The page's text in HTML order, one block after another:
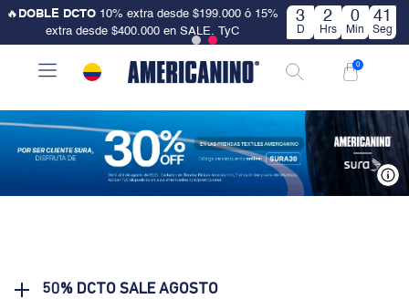
🔥 DOBLE DCTO 10% extra desde $199.000 ó 15%
extra desde $400.000 en SALE. TyC
3
D
2
Hrs
0
Min
41
Seg
0
50% DCTO SALE AGOSTO